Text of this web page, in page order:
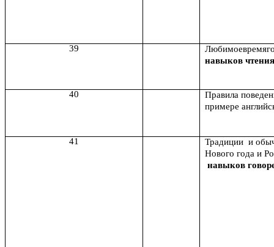
39
навыков чтения
40
Правила
примере
41
Традиции и
Нового года и
навыков